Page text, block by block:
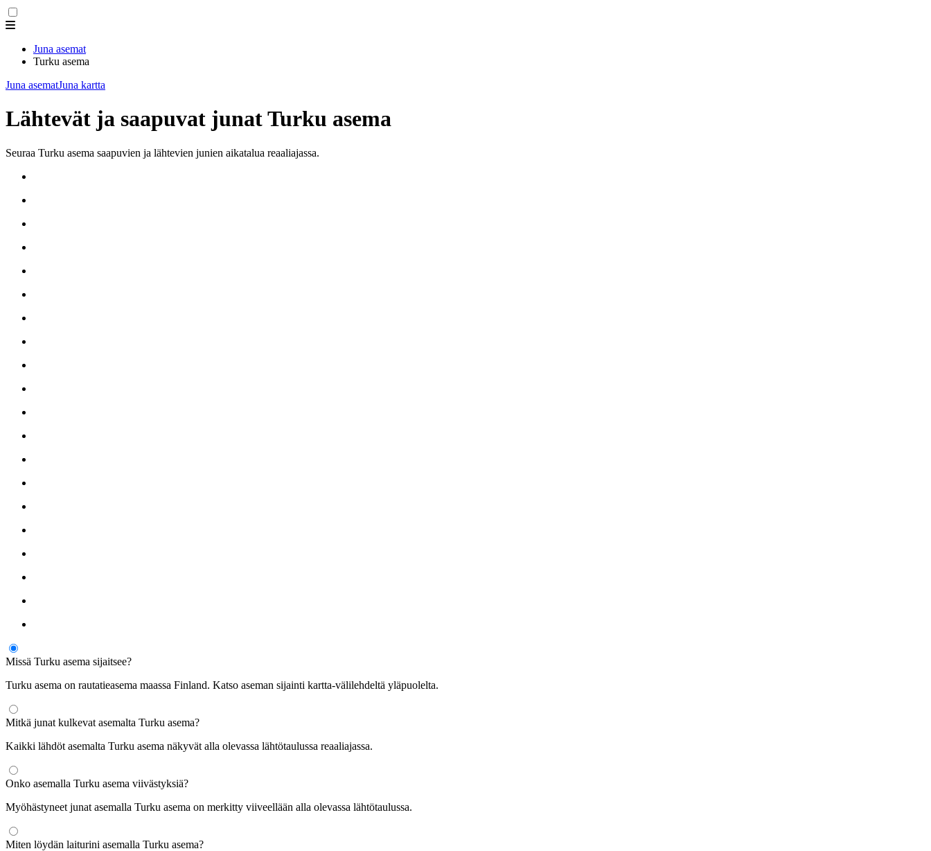
Juna asemat
Turku asema
Juna asematJuna kartta
Lähtevät ja saapuvat junat Turku asema
Seuraa Turku asema saapuvien ja lähtevien junien aikatalua reaaliajassa.
Missä Turku asema sijaitsee?
Turku asema on rautatieasema maassa Finland. Katso aseman sijainti kartta-välilehdeltä yläpuolelta.
Mitkä junat kulkevat asemalta Turku asema?
Kaikki lähdöt asemalta Turku asema näkyvät alla olevassa lähtötaulussa reaaliajassa.
Onko asemalla Turku asema viivästyksiä?
Myöhästyneet junat asemalla Turku asema on merkitty viiveellään alla olevassa lähtötaulussa.
Miten löydän laiturini asemalla Turku asema?